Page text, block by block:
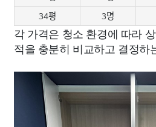
34평
3명
각 가격은 청소 환경에 따라
적을 충분히 비교하고 결정하